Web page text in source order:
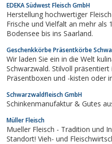
Bauernspeck, der so lecker ist, dass man ihn am liebsten gleich
pur nascht?
EDEKA Südwest Fleisch GmbH
Herstellung hochwertiger
Frische und Vielfalt an mehr als
Bodensee bis ins Saarland.
Geschenkkörbe Präsentkörbe
Wir laden Sie ein in die Welt
Schwarzwald. Stilvoll präsentiert in
Präsentboxen und -kisten oder
und jedes Budget ein
Schinken,...
Schwarzwaldfleisch GmbH
Schinkenmanufaktur & Gutes
Müller Fleisch
Mueller Fleisch - Tradition und
Standort! Vieh- und